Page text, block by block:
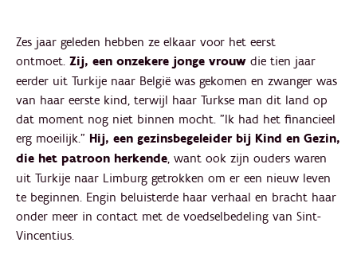
Zes jaar geleden hebben ze elkaar voor het eerst
ontmoet. Zij, een onzekere jonge vrouw die tien jaar
eerder uit Turkije naar België was gekomen en zwanger was
van haar eerste kind, terwijl haar Turkse man dit land op
dat moment nog niet binnen mocht. "Ik had het financieel
erg moeilijk." Hij, een gezinsbegeleider bij Kind en Gezin,
die het patroon herkende, want ook zijn ouders waren
uit Turkije naar Limburg getrokken om er een nieuw leven
te beginnen. Engin beluisterde haar verhaal en bracht haar
onder meer in contact met de voedselbedeling van Sint-
Vincentius.